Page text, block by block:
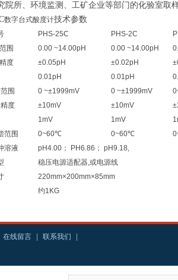
院所、环境监测、工矿企业等部门的化验室取
数字台式酸度计技术参数
PHS-25C PHS-2C
围
0.00 ~14.00pH 0.00 ~14.00pH
度
±0.05pH ±0.02pH
0.01pH 0.01pH
围
0 ~±1999mV 0 ~±1999mV
度
±10mV ±10mV
1mV 1mV
范围
0~60℃ 0~60℃
溶液
pH4.00； PH6.86； pH9.18,
稳压电源适配器,或电源线
220mm×200mm×85mm
约1KG
在线留言 联系我们